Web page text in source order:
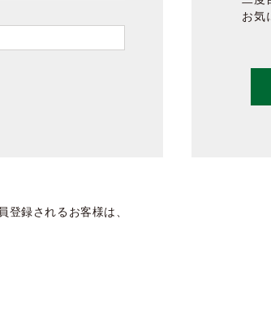
お気
登録されるお客様は、